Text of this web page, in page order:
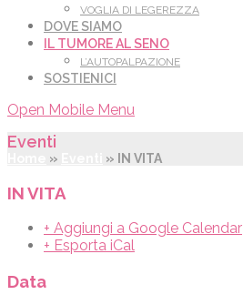
VOGLIA DI LEGEREZZA
DOVE SIAMO
IL TUMORE AL SENO
L’AUTOPALPAZIONE
SOSTIENICI
Open Mobile Menu
Eventi
» » IN VITA
IN VITA
+ Aggiungi a Google Calendar
+ Esporta iCal
Data